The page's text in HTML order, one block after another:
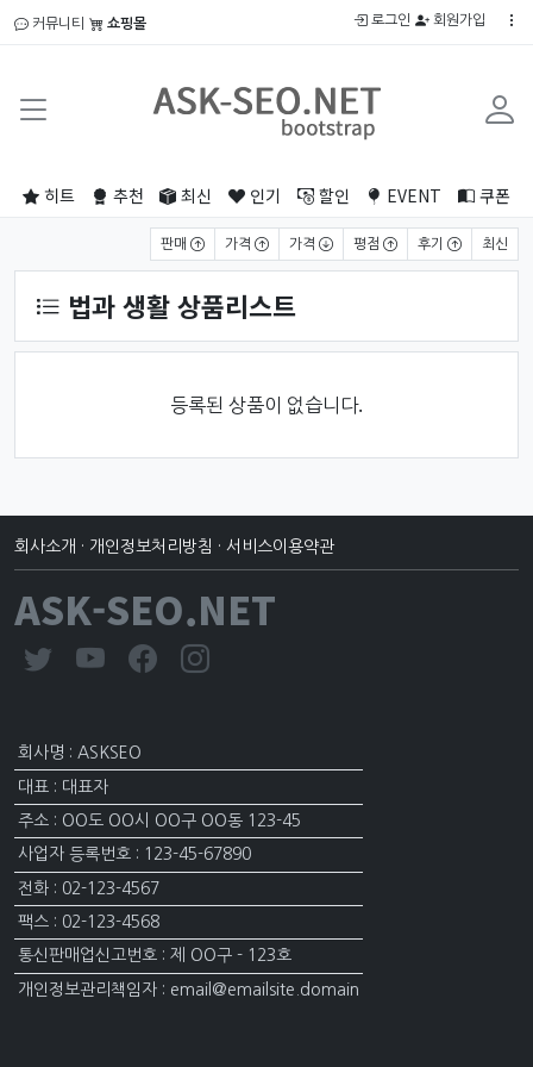
커뮤니티 쇼핑몰 로그인 회원가입
히트 추천 최신 인기 할인 EVENT 쿠폰
판매 가격 가격 평점 후기 최신
법과 생활 상품리스트
등록된 상품이 없습니다.
회사소개 · 개인정보처리방침 · 서비스이용약관
ASK-SEO.NET
회사명 : ASKSEO
대표 : 대표자
주소 : OO도 OO시 OO구 OO동 123-45
사업자 등록번호 : 123-45-67890
전화 : 02-123-4567
팩스 : 02-123-4568
통신판매업신고번호 : 제 OO구 - 123호
개인정보관리책임자 : email@emailsite.domain